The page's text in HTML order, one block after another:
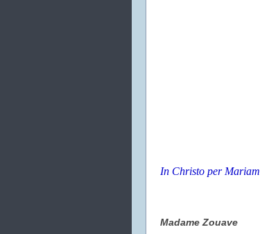
In Christo per Mariam
Madame Zouave